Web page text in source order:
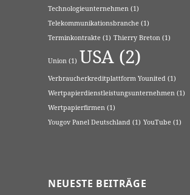
Technologieunternehmen (1)
Telekommunikationsbranche (1)
Terminkontrakte (1) Thierry Breton (1)
Union (1) USA (2)
Verbraucherkreditplattform Younited (1)
Wertpapierdienstleistungsunternehmen (1)
Wertpapierfirmen (1)
Yougov Panel Deutschland (1) YouTube (1)
NEUESTE BEITRÄGE